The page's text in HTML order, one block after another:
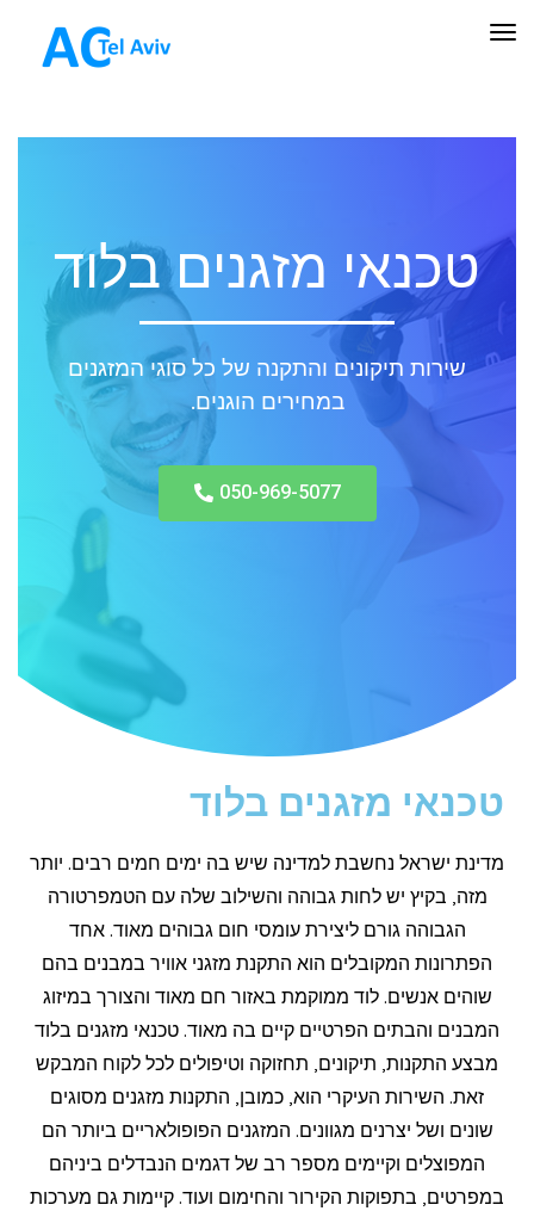
תפריט
טכנאי מזגנים בלוד
שירות תיקונים והתקנה של כל סוגי המזגנים
במחירים הוגנים.
050-969-5077
טכנאי מזגנים בלוד
מדינת ישראל נחשבת למדינה שיש בה ימים חמים רבים. יותר
מזה, בקיץ יש לחות גבוהה והשילוב שלה עם הטמפרטורה
הגבוהה גורם ליצירת עומסי חום גבוהים מאוד. אחד
הפתרונות המקובלים הוא התקנת מזגני אוויר במבנים בהם
שוהים אנשים. לוד ממוקמת באזור חם מאוד והצורך במיזוג
המבנים והבתים הפרטיים קיים בה מאוד. טכנאי מזגנים בלוד
מבצע התקנות, תיקונים, תחזוקה וטיפולים לכל לקוח המבקש
זאת. השירות העיקרי הוא, כמובן, התקנות מזגנים מסוגים
שונים ושל יצרנים מגוונים. המזגנים הפופולאריים ביותר הם
המפוצלים וקיימים מספר רב של דגמים הנבדלים ביניהם
במפרטים, בתפוקות הקירור והחימום ועוד. קיימות גם מערכות